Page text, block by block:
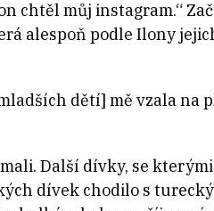
chtěl můj instagram.“
alespoň podle Ilony
dětí] mě vzala na
Další dívky, se
dívek chodilo s